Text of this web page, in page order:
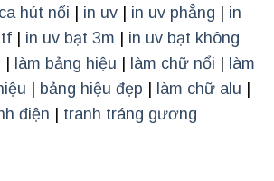
hút nổi in uv in uv phẳng
in
in uv bạt 3m
in uv bạt không
làm bảng hiệu làm chữ nổi
làm
bảng hiệu đẹp làm chữ alu
điện tranh tráng gương